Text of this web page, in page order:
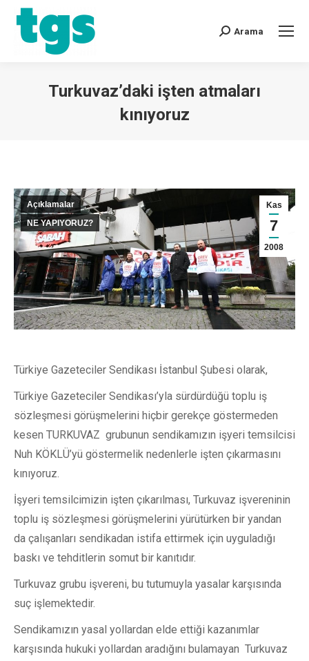
Arama
Turkuvaz’daki işten atmaları
kınıyoruz
Kas
7
2008
Açıklamalar
NE YAPIYORUZ?
Türkiye Gazeteciler Sendikası İstanbul Şubesi olarak,
Türkiye Gazeteciler Sendikası’yla sürdürdüğü toplu iş
sözleşmesi görüşmelerini hiçbir gerekçe göstermeden
kesen TURKUVAZ grubunun sendikamızın işyeri temsilcisi
Nuh KÖKLÜ’yü göstermelik nedenlerle işten çıkarmasını
kınıyoruz.
İşyeri temsilcimizin işten çıkarılması, Turkuvaz işvereninin
toplu iş sözleşmesi görüşmelerini yürütürken bir yandan
da çalışanları sendikadan istifa ettirmek için uyguladığı
baskı ve tehditlerin somut bir kanıtıdır.
Turkuvaz grubu işvereni, bu tutumuyla yasalar karşısında
suç işlemektedir.
Sendikamızın yasal yollardan elde ettiği kazanımlar
karşısında hukuki yollardan aradığını bulamayan Turkuvaz